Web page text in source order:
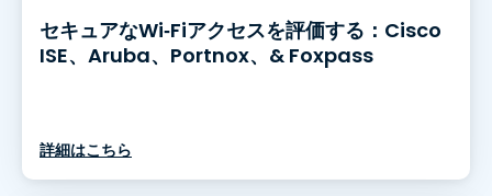
セキュアなWi‑Fiアクセスを評価する：Cisco
ISE、Aruba、Portnox、& Foxpass
詳細はこちら